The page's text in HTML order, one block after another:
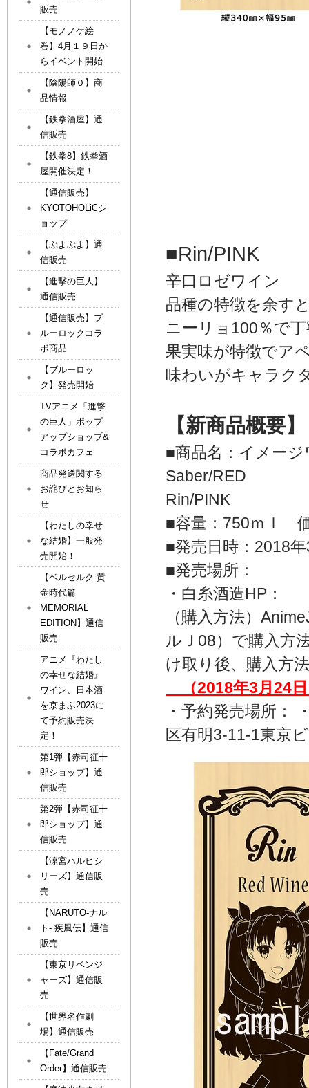
■Rin/PINK
辛口ロゼワイン
品種の特徴を余す
ニーリョ100％で
果実味が特徴でア
味わいがキャラク
【新商品概要】
■商品名：イメー
Saber/RED
Rin/PINK
■容量：750ｍｌ
■発売日時：2018
■発売場所：
・白糸酒造HP：
（購入方法）
ルＪ08）で購入方
け取り後、購入方
（2018年3月 24
・予約発売場所：
区有明3-11-1東京
販売
【モノノケ絵
巻】4月１９日か
らイベント開始
【陰陽師０】商
品情報
【鉄拳酒屋】通
信販売
【鉄拳8】鉄拳酒
屋開催決定！
【通信販売】
KYOTOHOLiCシ
ョップ
【ぷよぷよ】通
信販売
【進撃の巨人】
通信販売
【通信販売】ブ
ルーロックコラ
ボ商品
【ブルーロッ
ク】発売開始
TVアニメ「進撃
の巨人」ポップ
アップショップ&
コラボカフェ
商品発送関する
お詫びとお知ら
せ
【わたしの幸せ
な結婚】一般発
売開始！
【ベルセルク 黄
金時代篇
MEMORIAL
EDITION】通信
販売
アニメ『わたし
の幸せな結婚』
ワイン、日本酒
を京まふ2023に
て予約販売決
定！
第1弾【赤司征十
郎ショップ】通
信販売
第2弾【赤司征十
郎ショップ】通
信販売
【涼宮ハルヒシ
リーズ】通信販
売
【NARUTO-ナル
ト- 疾風伝】通信
販売
【東京リベンジ
ャーズ】通信販
売
【世界名作劇
場】通信販売
【Fate/Grand
Order】通信販売